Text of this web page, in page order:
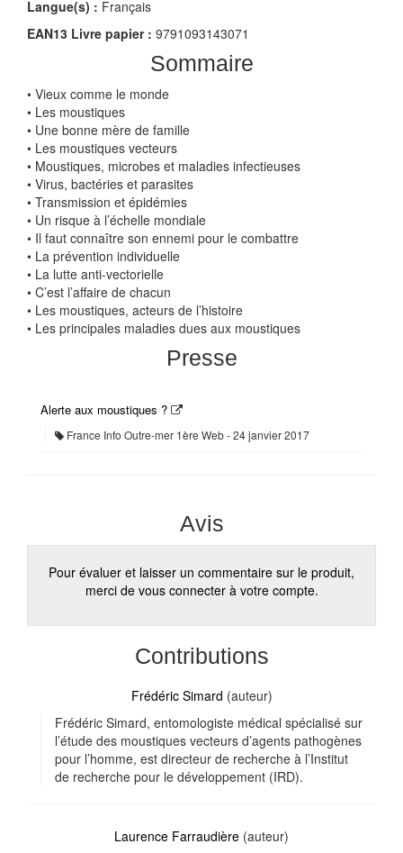
Langue(s) : Français
EAN13 Livre papier : 9791093143071
Sommaire
• Vieux comme le monde
• Les moustiques
• Une bonne mère de famille
• Les moustiques vecteurs
• Moustiques, microbes et maladies infectieuses
• Virus, bactéries et parasites
• Transmission et épidémies
• Un risque à l’échelle mondiale
• Il faut connaître son ennemi pour le combattre
• La prévention individuelle
• La lutte anti-vectorielle
• C’est l’affaire de chacun
• Les moustiques, acteurs de l’histoire
• Les principales maladies dues aux moustiques
Presse
Alerte aux moustiques ?
France Info Outre-mer 1ère Web 24 janvier 2017
Avis
Pour évaluer et laisser un commentaire sur le produit,
merci de vous connecter à votre compte.
Contributions
Frédéric Simard (auteur)
Frédéric Simard, entomologiste médical spécialisé sur
l’étude des moustiques vecteurs d’agents pathogènes
pour l’homme, est directeur de recherche à l’Institut
de recherche pour le développement (IRD).
Laurence Farraudière (auteur)